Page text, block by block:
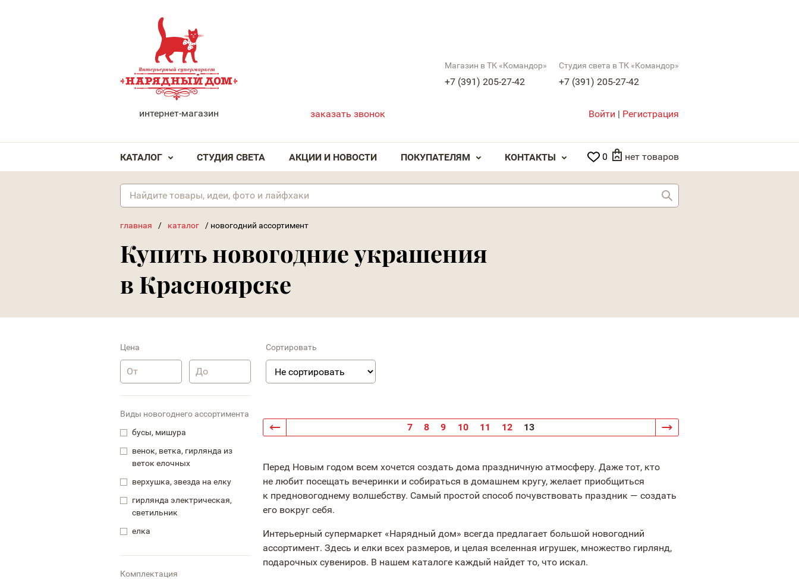
НАРЯДНЫЙ ДОМ
интернет-магазин
Магазин в ТК «Командор»
+7 (391) 205-27-42
Студия света в ТК «Командор»
+7 (391) 205-27-42
заказать звонок Войти | Регистрация
КАТАЛОГ СТУДИЯ СВЕТА АКЦИИ И НОВОСТИ ПОКУПАТЕЛЯМ КОНТАКТЫ 0 нет товаров
главная / каталог / новогодний ассортимент
Купить новогодние украшения
в Красноярске
7 8 9 10 11 12 13
Перед Новым годом всем хочется создать дома праздничную атмосферу. Даже тот, кто
не любит посещать вечеринки и собираться в домашнем кругу, желает приобщиться
к предновогоднему волшебству. Самый простой способ почувствовать праздник — создать
его вокруг себя.
Интерьерный супермаркет «Нарядный дом» всегда предлагает большой новогодний
ассортимент. Здесь и елки всех размеров, и целая вселенная игрушек, множество гирлянд,
подарочных сувениров. В нашем каталоге каждый найдет то, что искал.
Цена
Виды новогоднего ассортимента
бусы, мишура
венок, ветка, гирлянда из
веток елочных
верхушка, звезда на елку
гирлянда электрическая,
светильник
елка
Комплектация
Сортировать